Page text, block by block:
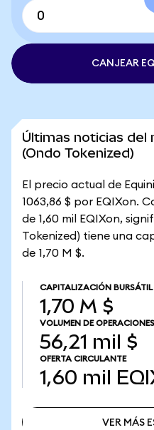
CANJEAR
Últimas noticias del
(Ondo Tokenized)
El precio actual de
1063,86 $ por EQIXon.
de 1,60 mil EQIXon,
Tokenized) tiene una
de 1,70 M $.
CAPITALIZACIÓN BURSÁTIL
1,70 M $
VOLUMEN DE OPERACIONES
56,21 mil $
OFERTA CIRCULANTE
1,60 mil
VER MÁS